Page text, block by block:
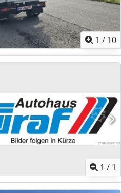
1 / 10
1 / 1